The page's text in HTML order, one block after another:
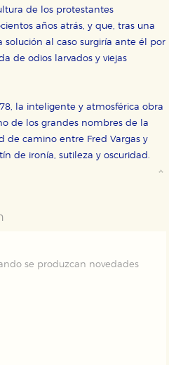
de los protestantes
años atrás, y que, tras una
solución al caso surgiría ante él por
de odios larvados y viejas
la inteligente y atmosférica obra
de los grandes nombres de la
de camino entre Fred Vargas y
de ironía, sutileza y oscuridad.
se produzcan novedades
por nuestros socios
para mostrar publicidad
en otros sitios. No
información personal sino
única de su